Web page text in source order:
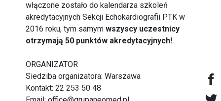
włączone zostało do kalendarza szkoleń
akredytacyjnych Sekcji Echokardiografii PTK w
2016 roku, tym samymwszyscy uczestnicy
otrzymają 50 punktów akredytacyjnych!
ORGANIZATOR
Siedziba organizatora: Warszawa
Kontakt: 22 253 50 48